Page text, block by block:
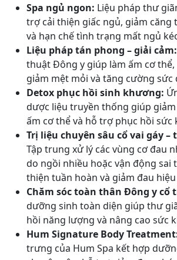
Spa ngủ ngon: Liệu pháp thư
trợ cải thiện giấc ngủ, giảm căng
và hạn chế tình trạng mất ngủ
Liệu pháp tán phong – giải cảm:
thuật Đông y giúp làm ấm cơ
giảm mệt mỏi và tăng cường sức
Detox phục hồi sinh khương:
dược liệu truyền thống giúp giảm
ấm cơ thể và hỗ trợ phục hồi sức
Trị liệu chuyên sâu cổ vai gáy
Tập trung xử lý các vùng cơ đau
do ngồi nhiều hoặc vận động sai
thiện tuần hoàn và giảm đau
Chăm sóc toàn thân Đông y cổ
dưỡng sinh toàn diện giúp thư
hồi năng lượng và nâng cao sức
Hum Signature Body
trưng của Hum Spa kết hợp